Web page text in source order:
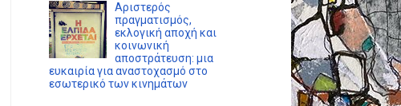
Αριστερός
πραγματισμός,
εκλογική αποχή και
κοινωνική
αποστράτευση: μια
ευκαιρία για αναστοχασμό στο
εσωτερικό των κινημάτων